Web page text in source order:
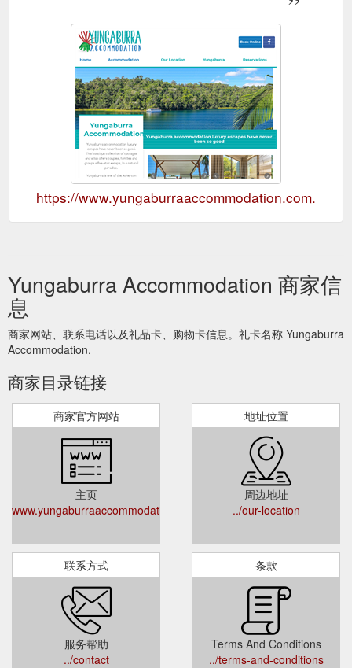
https://www.yungaburraaccommodation.com.au
Yungaburra Accommodation 商家信
息
商家网站、联系电话以及礼品卡、购物卡信息。礼卡名称 Yungaburra
Accommodation.
商家目录链接
商家官方网站
主页
www.yungaburraaccommodation.com.au
地址位置
周边地址
../our-location
联系方式
服务帮助
../contact
条款
Terms And Conditions
../terms-and-conditions